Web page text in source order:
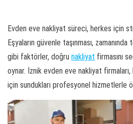
Evden eve nakliyat süreci, herkes için
Eşyaların güvenle taşınması,
gibi faktörler, doğru nakliyat firmasını
oynar. İznik evden eve nakliyat firmaları,
için sundukları profesyonel hizmetlerle